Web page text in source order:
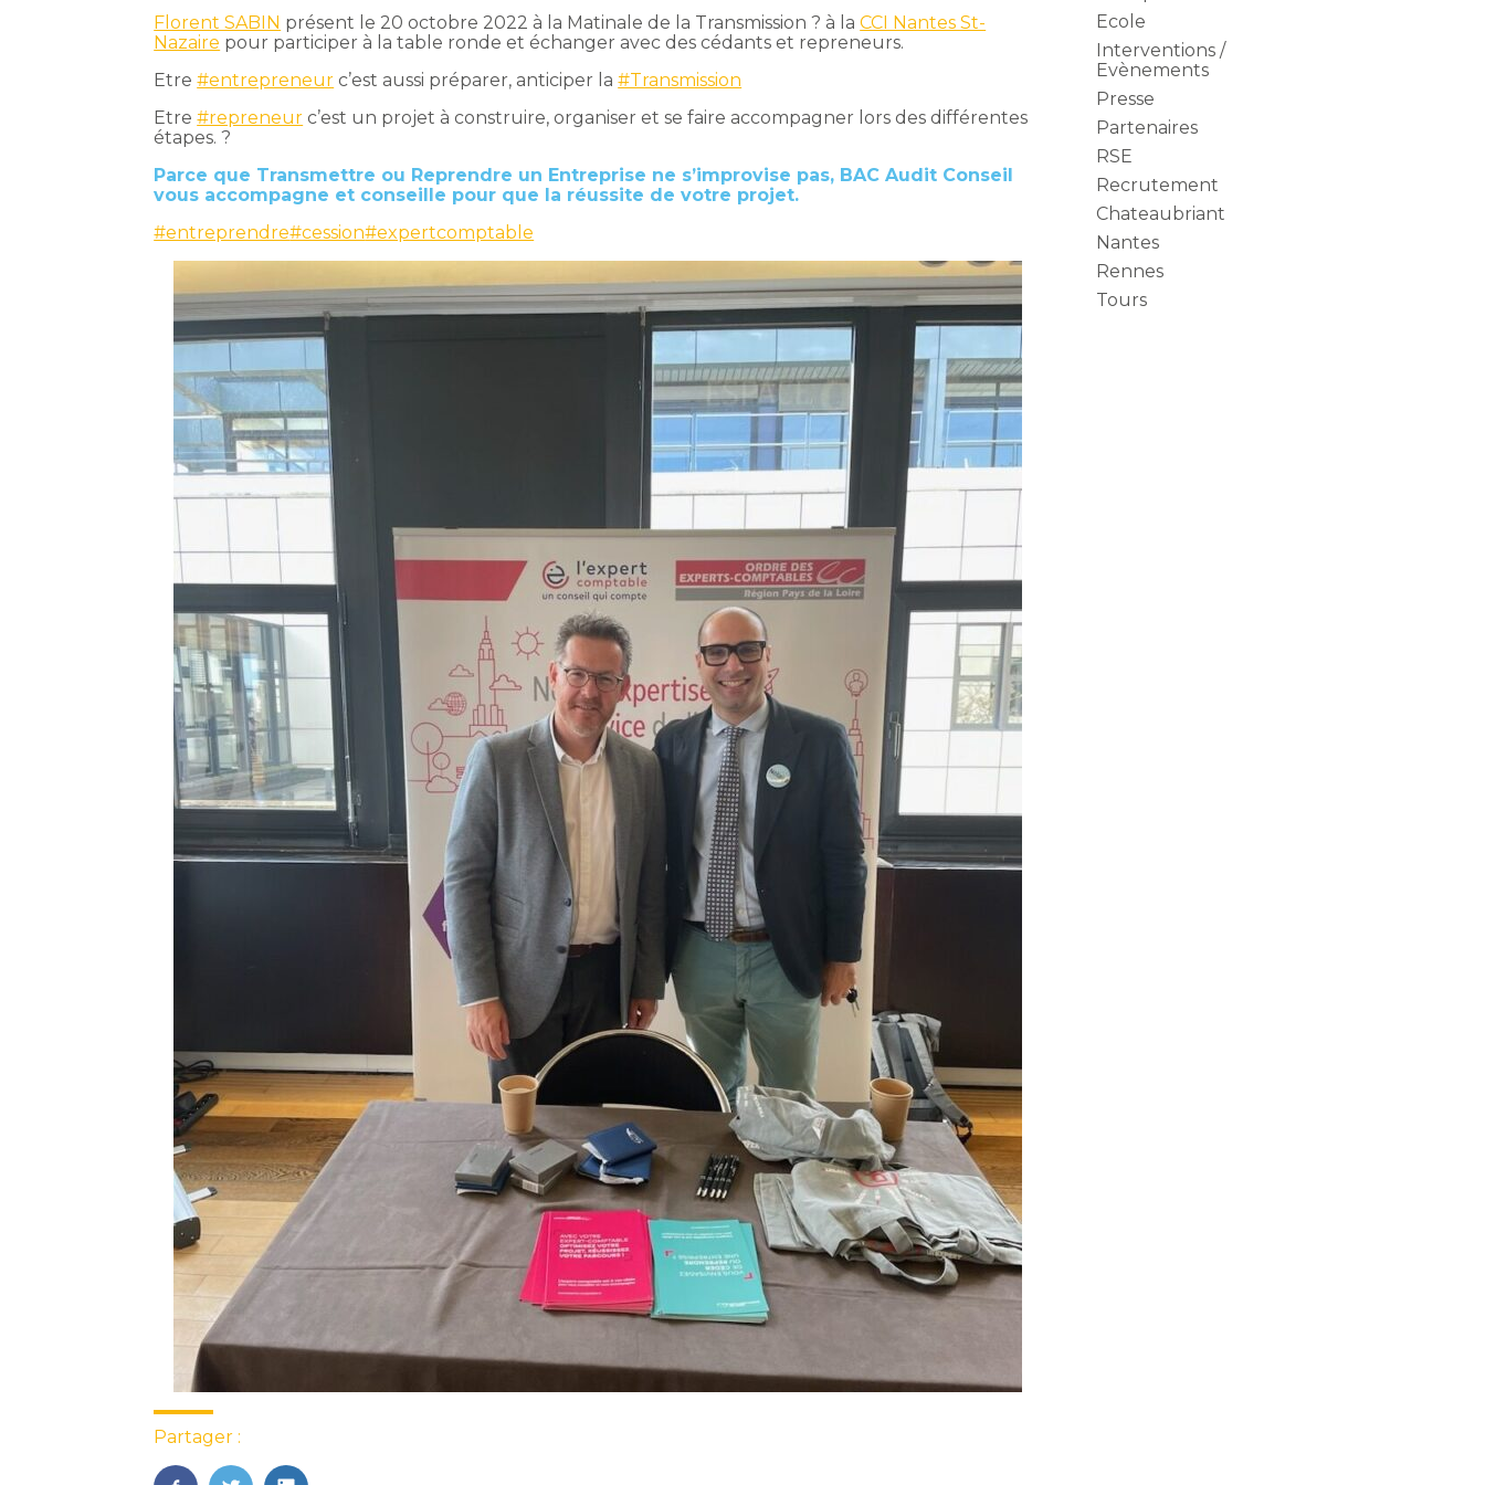
Florent SABIN présent le 20 octobre 2022 à la Matinale de la Transmission ? à laCCI Nantes St-
Nazaire pour participer à la table ronde et échanger avec des cédants et repreneurs.
Etre#entrepreneur c’est aussi préparer, anticiper la#Transmission
Etre#repreneur c’est un projet à construire, organiser et se faire accompagner lors des différentes
étapes. ?
Parce que Transmettre ou Reprendre un Entreprise ne s’improvise pas, BAC Audit Conseil
vous accompagne et conseille pour que la réussite de votre projet.
#entreprendre#cession#expertcomptable
Partager :
sidebar
Ecole
Interventions /
Evènements
Presse
Partenaires
RSE
Recrutement
Chateaubriant
Nantes
Rennes
Tours